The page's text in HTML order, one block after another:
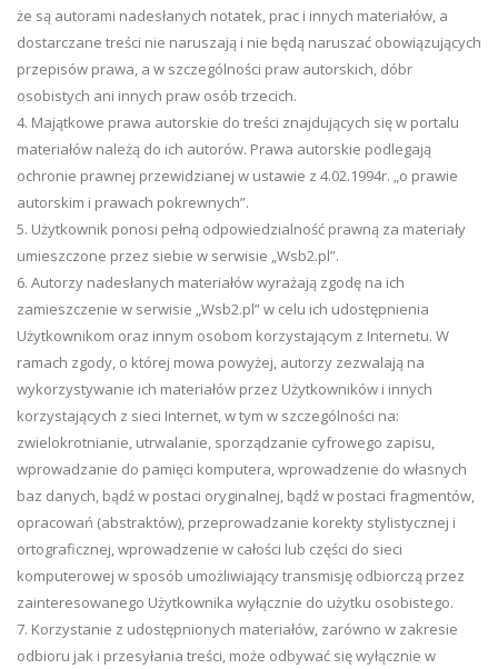
że są autorami nadesłanych notatek, prac i innych materiałów, a
dostarczane treści nie naruszają i nie będą naruszać obowiązujących
przepisów prawa, a w szczególności praw autorskich, dóbr
osobistych ani innych praw osób trzecich.
4. Majątkowe prawa autorskie do treści znajdujących się w portalu
materiałów należą do ich autorów. Prawa autorskie podlegają
ochronie prawnej przewidzianej w ustawie z 4.02.1994r. „o prawie
autorskim i prawach pokrewnych”.
5. Użytkownik ponosi pełną odpowiedzialność prawną za materiały
umieszczone przez siebie w serwisie „Wsb2.pl”.
6. Autorzy nadesłanych materiałów wyrażają zgodę na ich
zamieszczenie w serwisie „Wsb2.pl” w celu ich udostępnienia
Użytkownikom oraz innym osobom korzystającym z Internetu. W
ramach zgody, o której mowa powyżej, autorzy zezwalają na
wykorzystywanie ich materiałów przez Użytkowników i innych
korzystających z sieci Internet, w tym w szczególności na:
zwielokrotnianie, utrwalanie, sporządzanie cyfrowego zapisu,
wprowadzanie do pamięci komputera, wprowadzenie do własnych
baz danych, bądź w postaci oryginalnej, bądź w postaci fragmentów,
opracowań (abstraktów), przeprowadzanie korekty stylistycznej i
ortograficznej, wprowadzenie w całości lub części do sieci
komputerowej w sposób umożliwiający transmisję odbiorczą przez
zainteresowanego Użytkownika wyłącznie do użytku osobistego.
7. Korzystanie z udostępnionych materiałów, zarówno w zakresie
odbioru jak i przesyłania treści, może odbywać się wyłącznie w